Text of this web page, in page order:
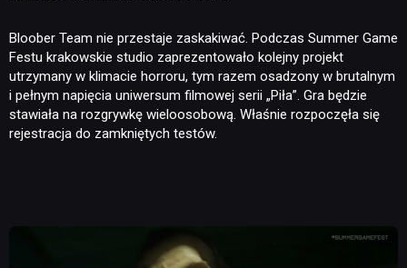
Bloober Team nie przestaje zaskakiwać. Podczas Summer Game
Festu krakowskie studio zaprezentowało kolejny projekt
utrzymany w klimacie horroru, tym razem osadzony w brutalnym
i pełnym napięcia uniwersum filmowej serii „Piła”. Gra będzie
stawiała na rozgrywkę wieloosobową. Właśnie rozpoczęła się
rejestracja do zamkniętych testów.